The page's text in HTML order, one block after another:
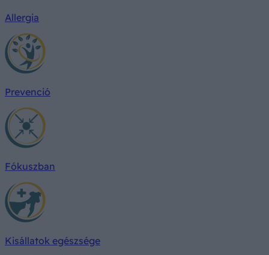
Allergia
Prevenció
Fókuszban
Kisállatok egészsége